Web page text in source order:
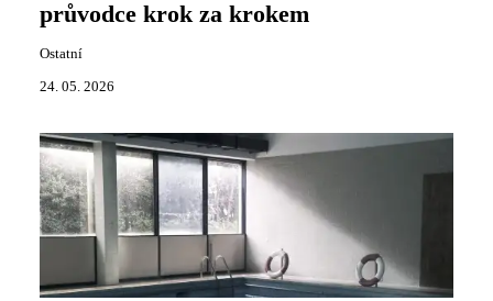
průvodce krok za krokem
Ostatní
24. 05. 2026